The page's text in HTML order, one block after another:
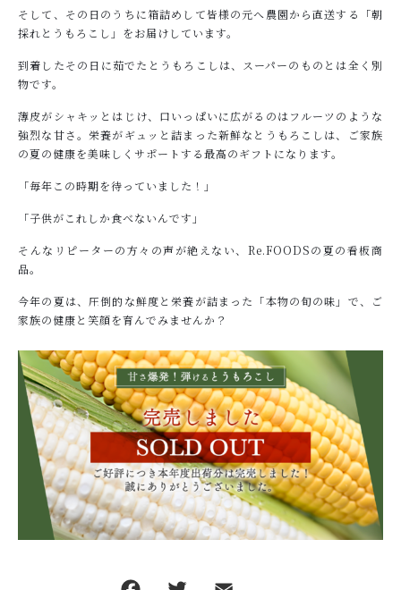
そして、その日のうちに箱詰めして皆様の元へ農園から直送する「朝
採れとうもろこし」をお届けしています。
到着したその日に茹でたとうもろこしは、スーパーのものとは全く別
物です。
薄皮がシャキッとはじけ、口いっぱいに広がるのはフルーツのような
強烈な甘さ。栄養がギュッと詰まった新鮮なとうもろこしは、ご家族
の夏の健康を美味しくサポートする最高のギフトになります。
「毎年この時期を待っていました！」
「子供がこれしか食べないんです」
そんなリピーターの方々の声が絶えない、Re.FOODSの夏の看板商
品。
今年の夏は、圧倒的な鮮度と栄養が詰まった「本物の旬の味」で、ご
家族の健康と笑顔を育んでみませんか？